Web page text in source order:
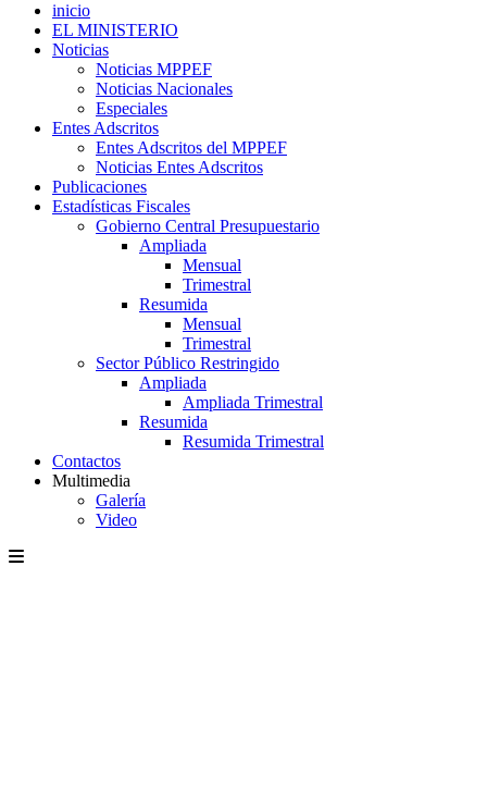
inicio
EL MINISTERIO
Noticias
Noticias MPPEF
Noticias Nacionales
Especiales
Entes Adscritos
Entes Adscritos del MPPEF
Noticias Entes Adscritos
Publicaciones
Estadísticas Fiscales
Gobierno Central Presupuestario
Ampliada
Mensual
Trimestral
Resumida
Mensual
Trimestral
Sector Público Restringido
Ampliada
Ampliada Trimestral
Resumida
Resumida Trimestral
Contactos
Multimedia
Galería
Video